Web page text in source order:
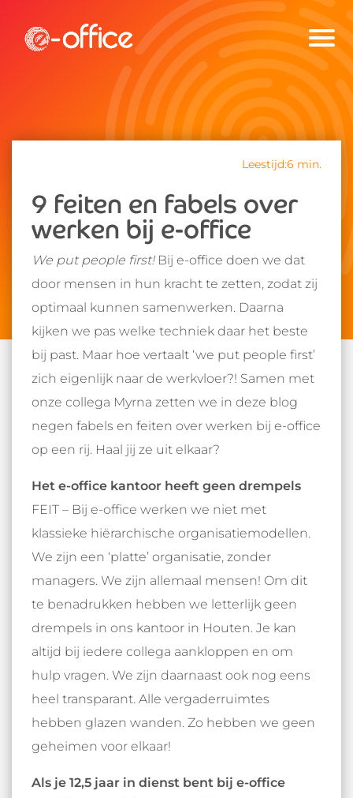
Leestijd:6 min.
9 feiten en fabels over
werken bij e-office
We put people first!Bij e-office doen we dat
door mensen in hun kracht te zetten, zodat zij
optimaal kunnen samenwerken. Daarna
kijken we pas welke techniek daar het beste
bij past. Maar hoe vertaalt ‘we put people first’
zich eigenlijk naar de werkvloer?! Samen met
onze collega Myrna zetten we in deze blog
negen fabels en feiten over werken bij e-office
op een rij. Haal jij ze uit elkaar?
Het e-office kantoor heeft geen drempels
FEIT – Bij e-office werken we niet met
klassieke hiërarchische organisatiemodellen.
We zijn een ‘platte’ organisatie, zonder
managers. We zijn allemaal mensen! Om dit
te benadrukken hebben we letterlijk geen
drempels in ons kantoor in Houten. Je kan
altijd bij iedere collega aankloppen en om
hulp vragen. We zijn daarnaast ook nog eens
heel transparant. Alle vergaderruimtes
hebben glazen wanden. Zo hebben we geen
geheimen voor elkaar!
Als je 12,5 jaar in dienst bent bij e-office